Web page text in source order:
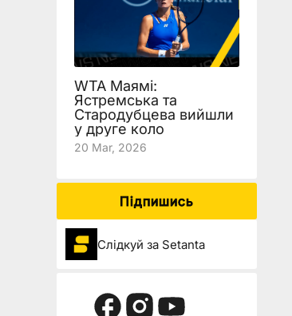
WTA Маямі:
Ястремська та
Стародубцева вийшли
у друге коло
20 Mar, 2026
Підпишись
Слідкуй за Setanta